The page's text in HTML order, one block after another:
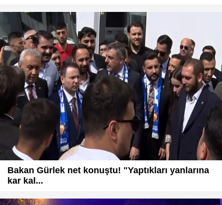
Bakan Gürlek net konuştu! "Yaptıkları yanlarına
kar kal...